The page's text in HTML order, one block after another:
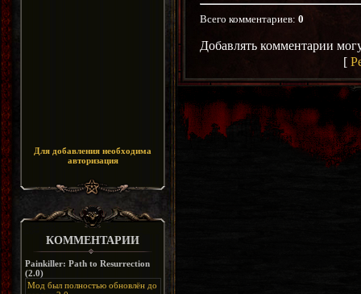
Для добавления необходима
авторизация
КОММЕНТАРИИ
Painkiller: Path to Resurrection
(2.0)
Мод был полностью обновлён до
Всего комментариев: 0
Добавлять комментарии
[